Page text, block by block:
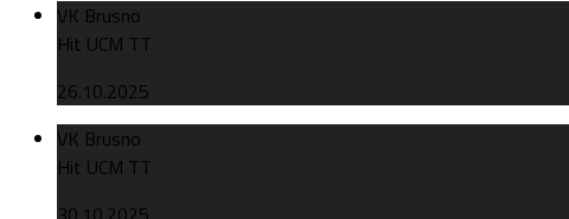
VK Brusno
Hit UCM TT
26.10.2025
VK Brusno
Hit UCM TT